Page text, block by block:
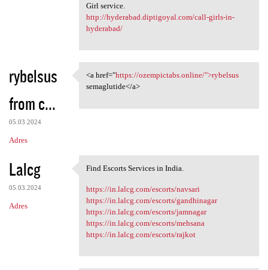
Girl service.
http://hyderabad.diptigoyal.com/call-girls-in-
hyderabad/
rybelsus
from c...
05.03.2024
Adres
<a href="https://ozempictabs
<a href="https://ozempictabs.online/">rybelsus
semaglutide</a>
Lalcg
05.03.2024
Adres
Find Escorts Services in
Find Escorts Services in India.
https://in.lalcg.com/escorts/navsari
https://in.lalcg.com/escorts/gandhinagar
https://in.lalcg.com/escorts/jamnagar
https://in.lalcg.com/escorts/mehsana
https://in.lalcg.com/escorts/rajkot